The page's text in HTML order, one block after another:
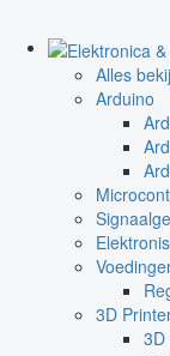
Alles
Arduino
3D
3D